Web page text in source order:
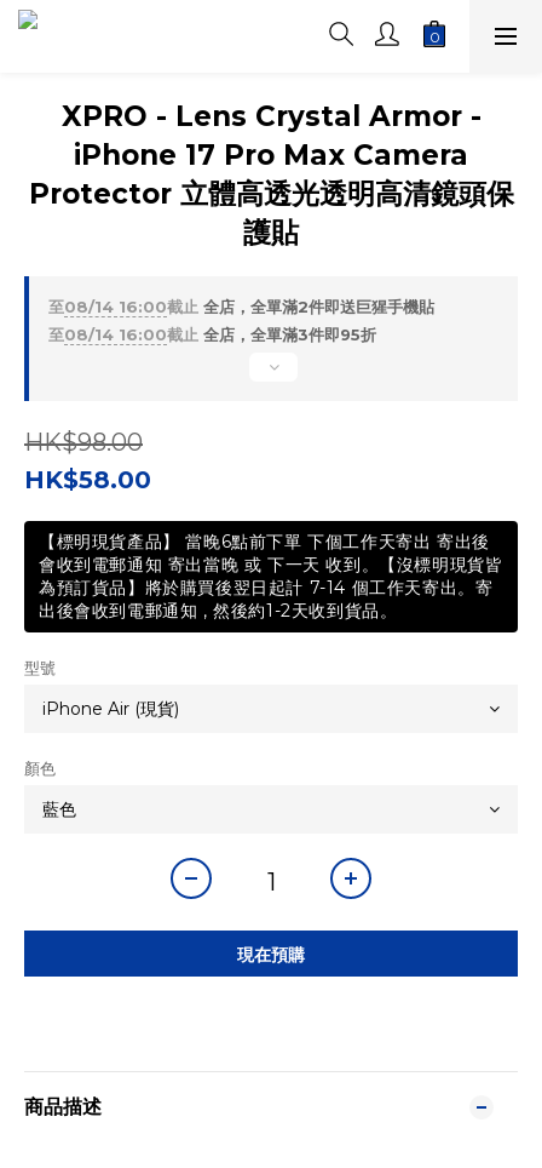
XPRO - Lens Crystal Armor -
iPhone 17 Pro Max Camera
Protector 立體高透光透明高清鏡頭保
護貼
至08/14 16:00截止 全店，全單滿2件即送巨猩手機貼
至08/14 16:00截止 全店，全單滿3件即95折
HK$98.00
HK$58.00
【標明現貨產品】 當晚6點前下單 下個工作天寄出 寄出後
會收到電郵通知 寄出當晚 或 下一天 收到。【沒標明現貨皆
為預訂貨品】將於購買後翌日起計 7-14 個工作天寄出。寄
出後會收到電郵通知 , 然後約1-2天收到貨品。
型號
顏色
現在預購
商品描述